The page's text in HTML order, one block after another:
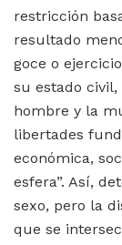
restricción
resultado
goce o
su estado
hombre y la
libertades
económica,
esfera”. Así,
sexo, pero la
que se